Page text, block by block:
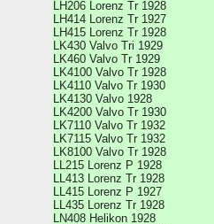
LH206 Lorenz Tr 1928
LH414 Lorenz Tr 1927
LH415 Lorenz Tr 1928
LK430 Valvo Tri 1929
LK460 Valvo Tr 1929
LK4100 Valvo Tr 1928
LK4110 Valvo Tr 1930
LK4130 Valvo 1928
LK4200 Valvo Tr 1930
LK7110 Valvo Tr 1932
LK7115 Valvo Tr 1932
LK8100 Valvo Tr 1928
LL215 Lorenz P 1928
LL413 Lorenz Tr 1928
LL415 Lorenz P 1927
LL435 Lorenz Tr 1928
LN408 Helikon 1928